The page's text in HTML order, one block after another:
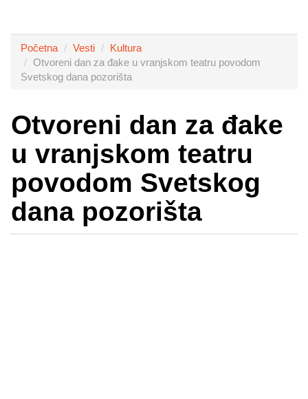
Početna Vesti
Kultura
Otvoreni dan za đake u vranjskom teatru povodom
Svetskog dana pozorišta
Otvoreni dan za đake
u vranjskom teatru
povodom Svetskog
dana pozorišta